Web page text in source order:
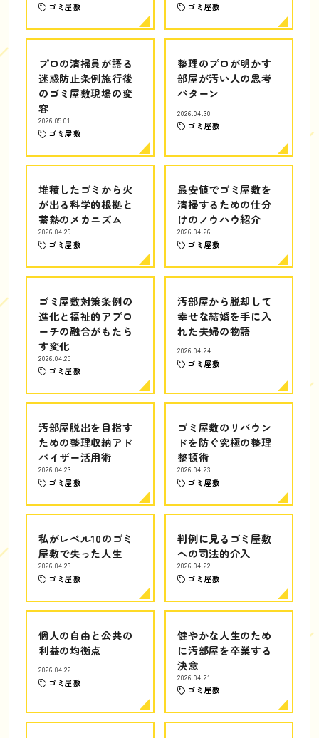
ゴミ屋敷 ゴミ屋敷
プロの清掃員が語る
迷惑防止条例施行後
のゴミ屋敷現場の変
容
2026.05.01
ゴミ屋敷
整理のプロが明かす
部屋が汚い人の思考
パターン
2026.04.30
ゴミ屋敷
堆積したゴミから火
が出る科学的根拠と
蓄熱のメカニズム
2026.04.29
ゴミ屋敷
最安値でゴミ屋敷を
清掃するための仕分
けのノウハウ紹介
2026.04.26
ゴミ屋敷
ゴミ屋敷対策条例の
進化と福祉的アプロ
ーチの融合がもたら
す変化
2026.04.25
ゴミ屋敷
汚部屋から脱却して
幸せな結婚を手に入
れた夫婦の物語
2026.04.24
ゴミ屋敷
汚部屋脱出を目指す
ための整理収納アド
バイザー活用術
2026.04.23
ゴミ屋敷
ゴミ屋敷のリバウン
ドを防ぐ究極の整理
整頓術
2026.04.23
ゴミ屋敷
私がレベル10のゴミ
屋敷で失った人生
2026.04.23
ゴミ屋敷
判例に見るゴミ屋敷
への司法的介入
2026.04.22
ゴミ屋敷
個人の自由と公共の
利益の均衡点
2026.04.22
ゴミ屋敷
健やかな人生のため
に汚部屋を卒業する
決意
2026.04.21
ゴミ屋敷